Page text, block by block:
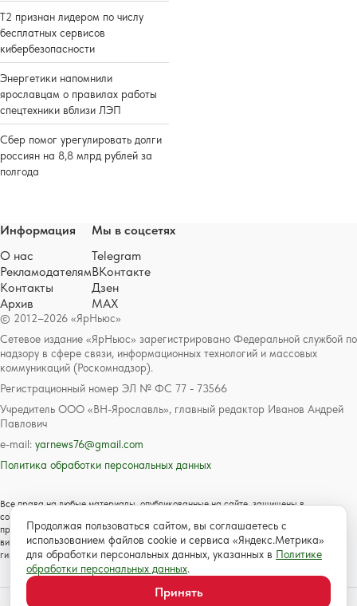
Т2 признан лидером по числу
бесплатных сервисов
кибербезопасности
Энергетики напомнили
ярославцам о правилах работы
спецтехники вблизи ЛЭП
Сбер помог урегулировать долги
россиян на 8,8 млрд рублей за
полгода
© 2012–2026 «ЯрНьюс»
Сетевое издание «ЯрНьюс» зарегистрировано Федеральной службой по
надзору в сфере связи, информационных технологий и массовых
коммуникаций (Роскомнадзор).
Регистрационный номер ЭЛ № ФС 77 - 73566
Учредитель ООО «ВН-Ярославль», главный редактор Иванов Андрей
Павлович
e-mail: yarnews76@gmail.com
Политика обработки персональных данных
Все права на любые материалы, опубликованные на сайте, защищены в
соответствии с российским и международным законодательством об авторском
праве и смежных правах. Любое использование текстовых, фото, аудио и
видеоматериалов возможно только с согласия правообладателя с обязательной
гиперссылкой на сайт https://www.yarnews.net; Для детей старше 16 лет.
Информация
О нас
Рекламодателям
Контакты
Архив
Мы в соцсетях
Telegram
ВКонтакте
Дзен
MAX
Продолжая пользоваться сайтом, вы соглашаетесь с
использованием файлов cookie и сервиса «Яндекс.Метрика»
для обработки персональных данных, указанных в Политике
обработки персональных данных.
Принять